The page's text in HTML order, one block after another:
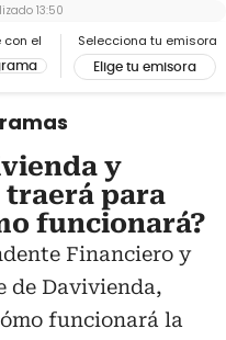
con el Selecciona tu emisora
Elige tu emisora
13:50
y
traerá para
funcionará?
Financiero y
de Davivienda,
funcionará la